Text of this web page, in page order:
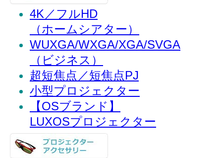
4K／フルHD
（ホームシアター）
WUXGA/WXGA/XGA/SVGA
（ビジネス）
超短焦点／短焦点PJ
小型プロジェクター
【OSブランド】
LUXOSプロジェクター